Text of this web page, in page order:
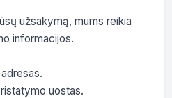
užsakymą, mums reikia
informacijos.
uostas.